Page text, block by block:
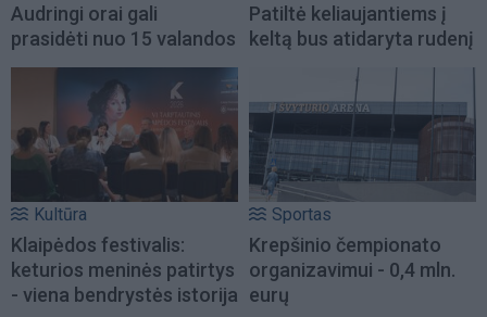
Audringi orai gali
prasidėti nuo 15 valandos
Patiltė keliaujantiems į
keltą bus atidaryta rudenį
Kultūra
Klaipėdos festivalis:
keturios meninės patirtys
- viena bendrystės istorija
Sportas
Krepšinio čempionato
organizavimui - 0,4 mln.
eurų